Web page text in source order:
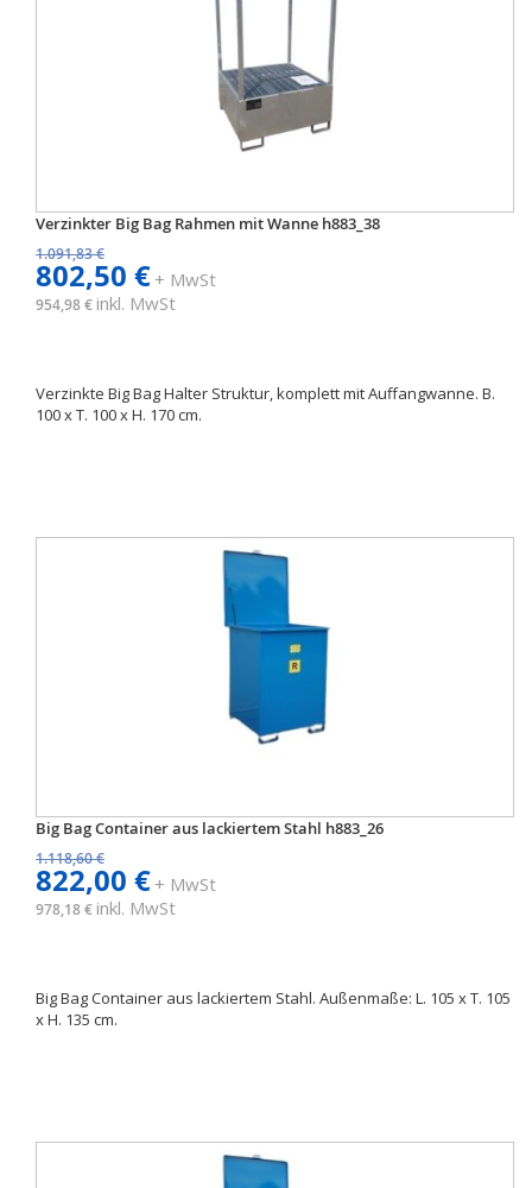
Verzinkter Big Bag Rahmen mit Wanne h883_38
1.091,83 €
802,50 €+ MwSt
954,98 € inkl. MwSt
Verzinkte Big Bag Halter Struktur, komplett mit Auffangwanne. B.
100 x T. 100 x H. 170 cm.
Big Bag Container aus lackiertem Stahl h883_26
1.118,60 €
822,00 €+ MwSt
978,18 € inkl. MwSt
Big Bag Container aus lackiertem Stahl. Außenmaße: L. 105 x T. 105
x H. 135 cm.